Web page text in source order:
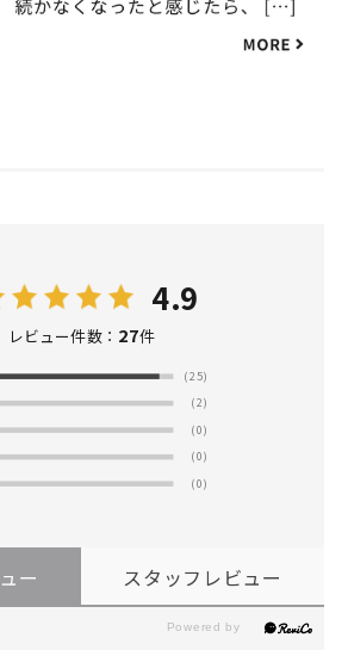
4.9
レビュー件数： 27件
(25)
(2)
(0)
(0)
(0)
ー スタッフレビュー